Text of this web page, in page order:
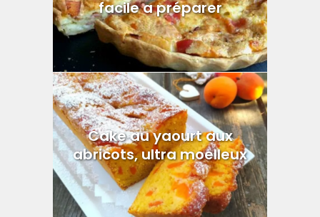
facile a préparer
Cake au yaourt aux
abricots, ultra moelleux